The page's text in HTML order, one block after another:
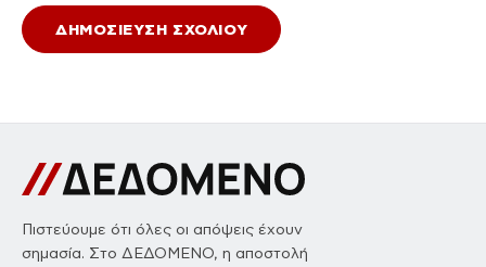
Πιστεύουμε ότι όλες οι απόψεις έχουν
σημασία. Στο ΔΕΔΟΜΕΝΟ, η αποστολή